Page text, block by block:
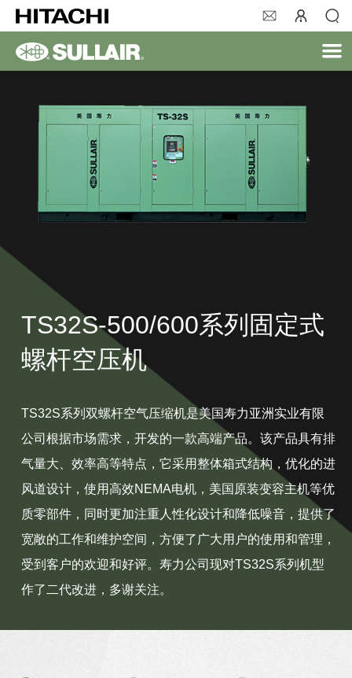
TS32S-500/600系列固定式
螺杆空压机
TS32S系列双螺杆空气压缩机是美国寿力亚洲实业有限
公司根据市场需求，开发的一款高端产品。该产品具有排
气量大、效率高等特点，它采用整体箱式结构，优化的进
风道设计，使用高效NEMA电机，美国原装变容主机等优
质零部件，同时更加注重人性化设计和降低噪音，提供了
宽敞的工作和维护空间，方便了广大用户的使用和管理，
受到客户的欢迎和好评。寿力公司现对TS32S系列机型
作了二代改进，多谢关注。